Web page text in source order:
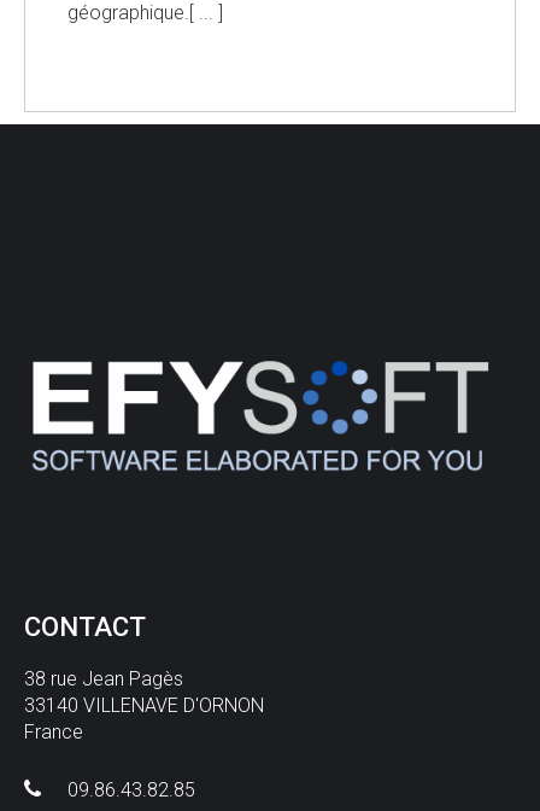
géographique.[ ... ]
CONTACT
38 rue Jean Pagès
33140 VILLENAVE D'ORNON
France
09.86.43.82.85